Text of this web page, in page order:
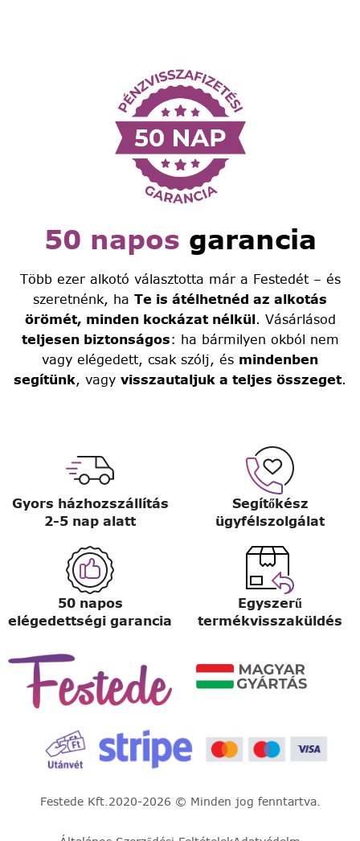
50 napos garancia
Több ezer alkotó választotta már a Festedét – és
szeretnénk, ha Te is átélhetnéd az alkotás
örömét, minden kockázat nélkül. Vásárlásod
teljesen biztonságos: ha bármilyen okból nem
vagy elégedett, csak szólj, és mindenben
segítünk, vagy visszautaljuk a teljes összeget.
Gyors házhozszállítás
2-5 nap alatt
Segítőkész
ügyfélszolgálat
50 napos
elégedettségi garancia
Egyszerű
termékvisszaküldés
Festede Kft.2020-2026 © Minden jog fenntartva.